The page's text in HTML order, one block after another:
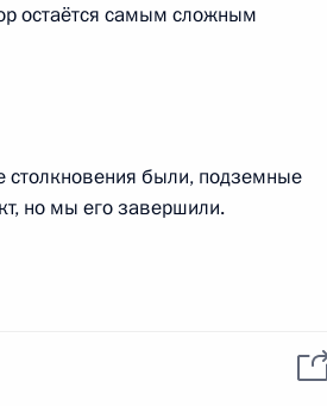
остаётся самым сложным
столкновения были, подземные
но мы его завершили.